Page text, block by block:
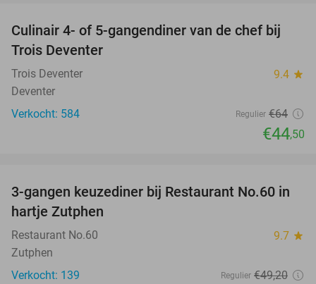
30%
Culinair 4- of 5-gangendiner van de chef bij
Trois Deventer
Trois Deventer 9.4 star
Deventer
Verkocht: 584
Regulier €64
€44,50
39%
3-gangen keuzediner bij Restaurant No.60 in
hartje Zutphen
Restaurant No.60 9.7 star
Zutphen
Verkocht: 139
Regulier €49,20